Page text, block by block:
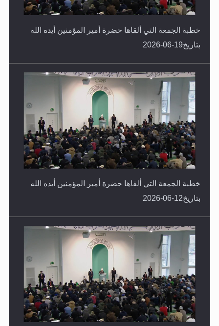
خطبة الجمعة التي ألقاها حضرة أمير المؤمنين أيده الله
بتاريخ19-06-2026
خطبة الجمعة التي ألقاها حضرة أمير المؤمنين أيده الله
بتاريخ12-06-2026